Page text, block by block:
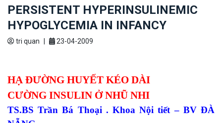
PERSISTENT HYPERINSULINEMIC
HYPOGLYCEMIA IN INFANCY
tri quan 23-04-2009
HẠ ĐƯỜNG HUYẾT KÉO DÀI
CƯỜNG INSULIN Ở NHŨ NHI
TS.BS Trần Bá Thoại . Khoa Nội tiết – BV ĐÀ